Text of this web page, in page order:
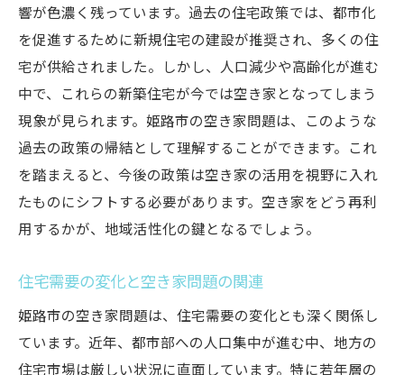
察
都市化がもたらす地域活性化への課題
姫路市固有の都市問題と空き家の関連
都市と地方のバランスを取るための戦略
都市部集中を逆手に取った空き家活用
姫路市の都市計画と空き家戦略の連携
市場動向を踏まえた姫路市の効果的な空き家対
現行市場のトレンドと空き家需要の分析
不動産市場における空き家の価値評価
市場ニーズに応じた空き家の賢い投資方法
響が色濃く残っています。過去の住宅政策では、都市化
を促進するために新規住宅の建設が推奨され、多くの住
宅が供給されました。しかし、人口減少や高齢化が進む
中で、これらの新築住宅が今では空き家となってしまう
現象が見られます。姫路市の空き家問題は、このような
過去の政策の帰結として理解することができます。これ
を踏まえると、今後の政策は空き家の活用を視野に入れ
たものにシフトする必要があります。空き家をどう再利
用するかが、地域活性化の鍵となるでしょう。
住宅需要の変化と空き家問題の関連
姫路市の空き家問題は、住宅需要の変化とも深く関係し
ています。近年、都市部への人口集中が進む中、地方の
住宅市場は厳しい状況に直面しています。特に若年層の